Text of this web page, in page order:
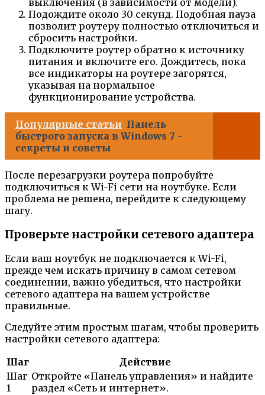
выключения (в зависимости от модели).
Подождите около 30 секунд. Подобная пауза
позволит роутеру полностью отключиться и
сбросить настройки.
Подключите роутер обратно к источнику
питания и включите его. Дождитесь, пока
все индикаторы на роутере загорятся,
указывая на нормальное
функционирование устройства.
Популярные статьи Панель
быстрого запуска в Windows 7 -
секреты и советы
После перезагрузки роутера попробуйте
подключиться к Wi-Fi сети на ноутбуке. Если
проблема не решена, перейдите к следующему
шагу.
Проверьте настройки сетевого адаптера
Если ваш ноутбук не подключается к Wi-Fi,
прежде чем искать причину в самом сетевом
соединении, важно убедиться, что настройки
сетевого адаптера на вашем устройстве
правильные.
Следуйте этим простым шагам, чтобы проверить
настройки сетевого адаптера:
Шаг
Действие
Шаг
1
Откройте «Панель управления» и найдите
раздел «Сеть и интернет».